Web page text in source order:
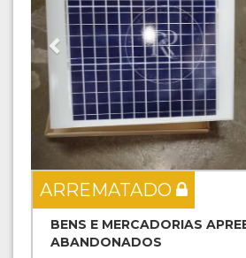
ARREMATADO
BENS E MERCADORIAS
ABANDONADOS